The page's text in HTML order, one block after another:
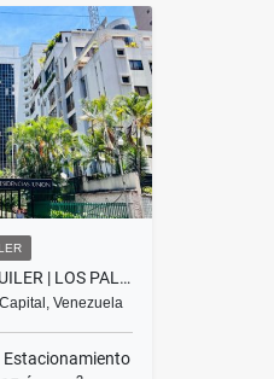
Alquiler
APARTAMENTO | ALQUILER | LOS PALOS GRANDES | BCG-02-26
Venezuela
Estacionamiento